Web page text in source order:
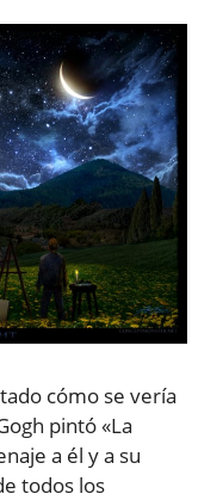
cómo se vería
pintó «La
a él y a su
todos los